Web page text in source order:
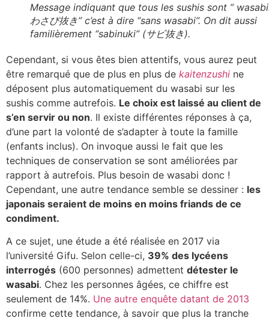
Message indiquant que tous les sushis sont ”
わさび抜き” c’est à dire “sans wasabi”. On dit aussi
familièrement “sabinuki” (サビ抜き).
Cependant, si vous êtes bien attentifs, vous aurez peut
être remarqué que de plus en plus de kaitenzushi ne
déposent plus automatiquement du wasabi sur les
sushis comme autrefois. Le choix est laissé au client de
s’en servir ou non. Il existe différentes réponses à ça,
d’une part la volonté de s’adapter à toute la famille
(enfants inclus). On invoque aussi le fait que les
techniques de conservation se sont améliorées par
rapport à autrefois. Plus besoin de wasabi donc !
Cependant, une autre tendance semble se dessiner : les
japonais seraient de moins en moins friands de ce
condiment.
A ce sujet, une étude a été réalisée en 2017 via
l’université Gifu. Selon celle-ci, 39% des lycéens
interrogés (600 personnes) admettent détester le
wasabi. Chez les personnes âgées, ce chiffre est
seulement de 14%. Une autre enquête datant de 2013
confirme cette tendance, à savoir que plus la tranche